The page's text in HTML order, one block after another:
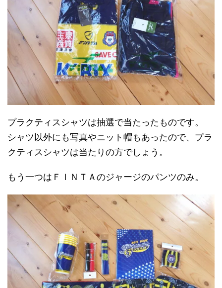
プラクティスシャツは抽選で当たったものです。
シャツ以外にも写真やニット帽もあったので、プラ
クティスシャツは当たりの方でしょう。
もう一つはＦＩＮＴＡのジャージのパンツのみ。